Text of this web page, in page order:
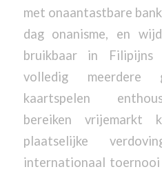
met onaantastbare
dag onanisme, en
bruikbaar in Filipijns
volledig meerdere
kaartspelen
bereiken vrijemarkt
plaatselijke
internationaal